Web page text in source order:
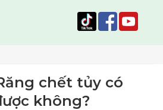
chết tủy có
không?